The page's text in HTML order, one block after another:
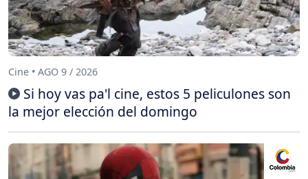
Cine • AGO 9 / 2026
Si hoy vas pa'l cine, estos 5 peliculones son
la mejor elección del domingo